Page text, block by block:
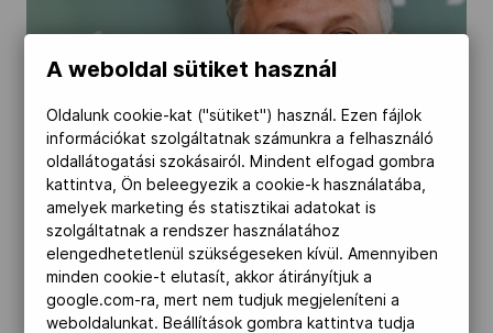
Los Angeles 2028
MOB
Kettőskarrier-program
NOB
A weboldal sütiket használ
Oldalunk cookie-kat ("sütiket") használ. Ezen fájlok
információkat szolgáltatnak számunkra a felhasználó
oldallátogatási szokásairól. Mindent elfogad gombra
kattintva, Ön beleegyezik a cookie-k használatába,
amelyek marketing és statisztikai adatokat is
szolgáltatnak a rendszer használatához
elengedhetetlenül szükségeseken kívül. Amennyiben
minden cookie-t elutasít, akkor átirányítjuk a
google.com-ra, mert nem tudjuk megjeleníteni a
weboldalunkat. Beállítások gombra kattintva tudja